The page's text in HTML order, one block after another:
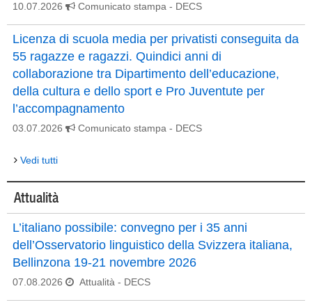
10.07.2026 Comunicato stampa - DECS
Licenza di scuola media per privatisti conseguita da
55 ragazze e ragazzi. Quindici anni di
collaborazione tra Dipartimento dell’educazione,
della cultura e dello sport e Pro Juventute per
l’accompagnamento
03.07.2026 Comunicato stampa - DECS
Vedi tutti
Attualità
L’italiano possibile: convegno per i 35 anni
dell’Osservatorio linguistico della Svizzera italiana,
Bellinzona 19-21 novembre 2026
07.08.2026 Attualità - DECS